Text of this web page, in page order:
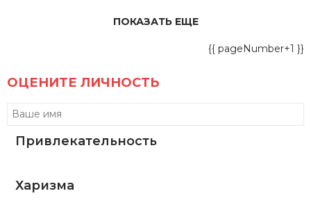
ПОКАЗАТЬ ЕЩЕ
{{ pageNumber+1 }}
ОЦЕНИТЕ ЛИЧНОСТЬ
Привлекательность
Харизма